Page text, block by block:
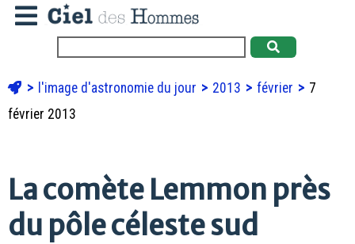
l'image d'astronomie du jour 2013 février
7
février 2013
La comète Lemmon près
du pôle céleste sud